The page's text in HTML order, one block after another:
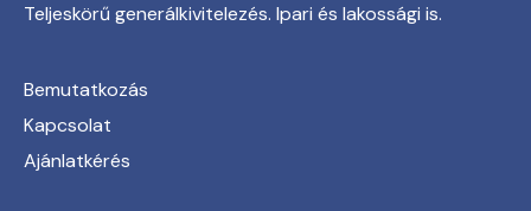
Teljeskörű generálkivitelezés. Ipari és lakossági is.
Bemutatkozás
Kapcsolat
Ajánlatkérés